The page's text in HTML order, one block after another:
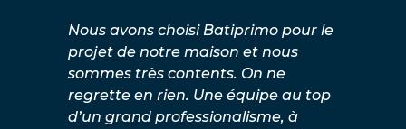
Nous avons choisi Batiprimo pour le
projet de notre maison et nous
sommes très contents. On ne
regrette en rien. Une équipe au top
d’un grand professionalisme, à